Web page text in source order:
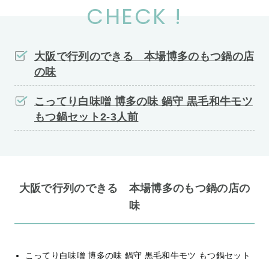
CHECK !
大阪で行列のできる 本場博多のもつ鍋の店
の味
こってり白味噌 博多の味 鍋守 黒毛和牛モツ
もつ鍋セット2-3人前
大阪で行列のできる 本場博多のもつ鍋の店の
味
こってり白味噌 博多の味 鍋守 黒毛和牛モツ もつ鍋セット